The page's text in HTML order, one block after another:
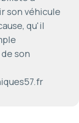
son véhicule
qu'il
son